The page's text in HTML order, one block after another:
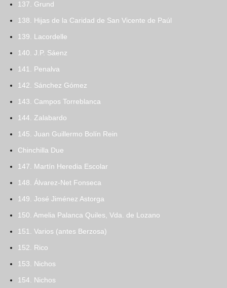
137. Grund
138. Hijas de la Caridad de San Vicente de Paúl
139. Lacordelle
140. J.P. Sáenz
141. Penalva
142. Sánchez Gómez
143. Campos Torreblanca
144. Zalabardo
145. Juan Guillermo Bolín Rein
Chinchilla Due
147. Martín Heredia Escolar
148. Álvarez-Net Fonseca
149. José Jiménez Astorga
150. Amelia Palanca Quiles, Vda. de Lozano
151. Varios (antes Berzosa)
152. Rico
153. Nichos
154. Nichos